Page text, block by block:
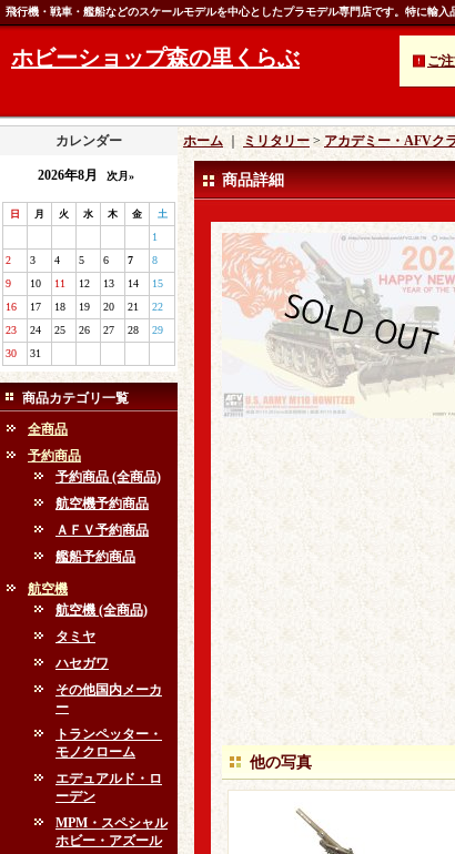
飛行機・戦車・艦船などのスケールモデルを中心としたプラモデル専門店です。特に輸入
ホビーショップ森の里くらぶ ご
カレンダー
2026年8月 次月»
日 月 火 水 木 金 土
1
2
3 4 5 6 7
8
9
10 11 12 13 14
15
16
17 18 19 20 21
22
23
24 25 26 27 28
29
30
31
商品カテゴリ一覧
全商品
予約商品
予約商品 (全商品)
航空機予約商品
ＡＦＶ予約商品
艦船予約商品
航空機
航空機 (全商品)
タミヤ
ハセガワ
その他国内メーカ
ー
トランペッター・
モノクローム
エデュアルド・ロ
ーデン
MPM・スペシャル
ホビー・アズール
ホーム ミリタリー > アカデミー・AFVク
商品詳細
他の写真